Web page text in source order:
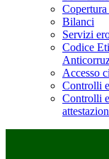
Bilanci
Servizi
Codice
Accesso
Controlli
Controlli